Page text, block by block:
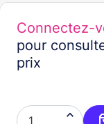
Connectez-
pour
prix
